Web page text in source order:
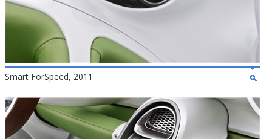
Smart ForSpeed, 2011